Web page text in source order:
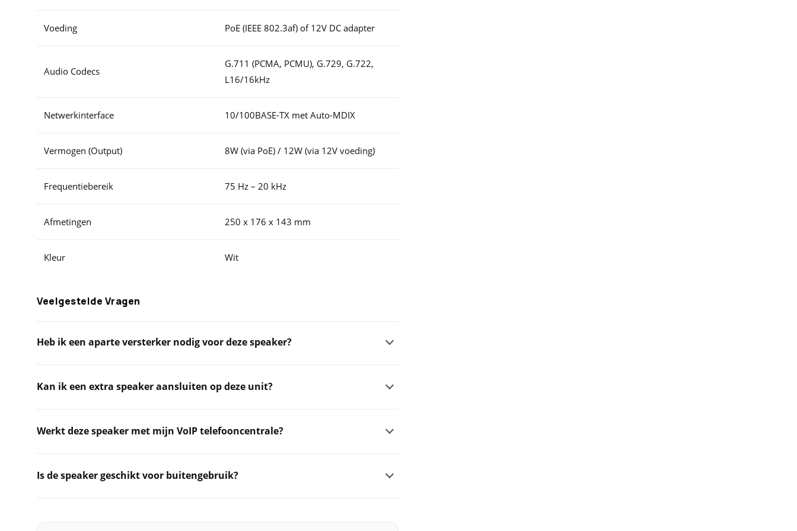
Voeding PoE (IEEE 802.3af) of 12V DC adapter
Audio Codecs
G.711 (PCMA, PCMU), G.729, G.722,
L16/16kHz
Netwerkinterface 10/100BASE-TX met Auto-MDIX
Vermogen (Output) 8W (via PoE) / 12W (via 12V voeding)
Frequentiebereik 75 Hz – 20 kHz
Afmetingen 250 x 176 x 143 mm
Kleur Wit
Veelgestelde Vragen
Heb ik een aparte versterker nodig voor deze speaker?
Kan ik een extra speaker aansluiten op deze unit?
Werkt deze speaker met mijn VoIP telefooncentrale?
Is de speaker geschikt voor buitengebruik?